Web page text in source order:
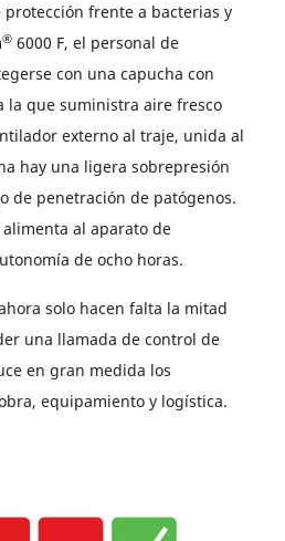
frente a bacterias y
® 6000 F, el personal de
con una capucha con
la que suministra aire fresco
externo al traje, unida al
hay una ligera sobrepresión
de penetración de patógenos.
al aparato de
de ocho horas.
solo hacen falta la mitad
una llamada de control de
en gran medida los
equipamiento y logística.